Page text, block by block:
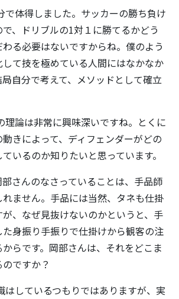
で体得しました。サッカーの勝ち負け
、ドリブルの1対１に勝てるかどう
る必要はないですからね。僕のよう
て技を極めている人間にはなかなか
自分で考えて、メソッドとして確立
理論は非常に興味深いですね。とくに
きによって、ディフェンダーがどの
いるのか知りたいと思っています。
さんのなさっていることは、手品師
ません。手品には当然、タネも仕掛
、なぜ見抜けないのかというと、手
身振り手振りで仕掛けから観客の注
らです。岡部さんは、それをどこま
ですか？
はしているつもりではありますが、実